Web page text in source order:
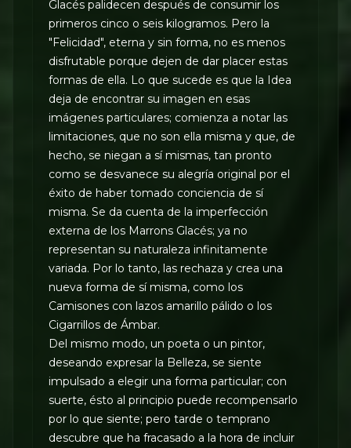
Glacés palidecen después de consumir los
primeros cinco o seis kilogramos. Pero la
"Felicidad", eterna y sin forma, no es menos
disfrutable porque dejen de dar placer estas
formas de ella. Lo que sucede es que la Idea
deja de encontrar su imagen en esas
imágenes particulares; comienza a notar las
limitaciones, que no son ella misma y que, de
hecho, se niegan a sí mismas, tan pronto
como se desvanece su alegría original por el
éxito de haber tomado conciencia de sí
misma. Se da cuenta de la imperfección
externa de los Marrons Glacés; ya no
representan su naturaleza infinitamente
variada. Por lo tanto, las rechaza y crea una
nueva forma de sí misma, como los
Camisones con lazos amarillo pálido o los
Cigarrillos de Ámbar.
Del mismo modo, un poeta o un pintor,
deseando expresar la Belleza, se siente
impulsado a elegir una forma particular; con
suerte, ésto al principio puede recompensarlo
por lo que siente; pero tarde o temprano
descubre que ha fracasado a la hora de incluir